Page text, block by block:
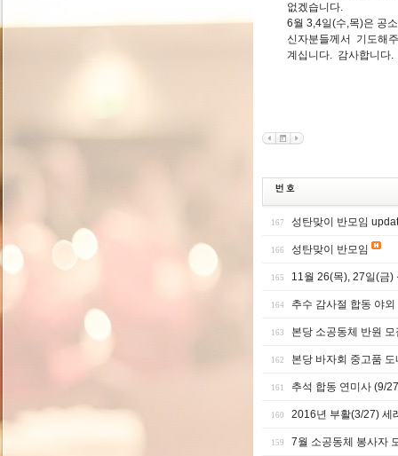
없겠습니다.
6월 3,4일(수,목)은 공소
신자분들께서 기도해주
계십니다. 감사합니다.
167 성탄맞이 반모임
166 성탄맞이 반모임
165 11월 26(목), 27일(금)
164 추수 감사절 합동 야외
163 본당 소공동체 반원 모
162 본당 바자회 중고품
161 추석 합동 연미사 (9/
160 2016년 부활(3/27) 세
159 7월 소공동체 봉사자